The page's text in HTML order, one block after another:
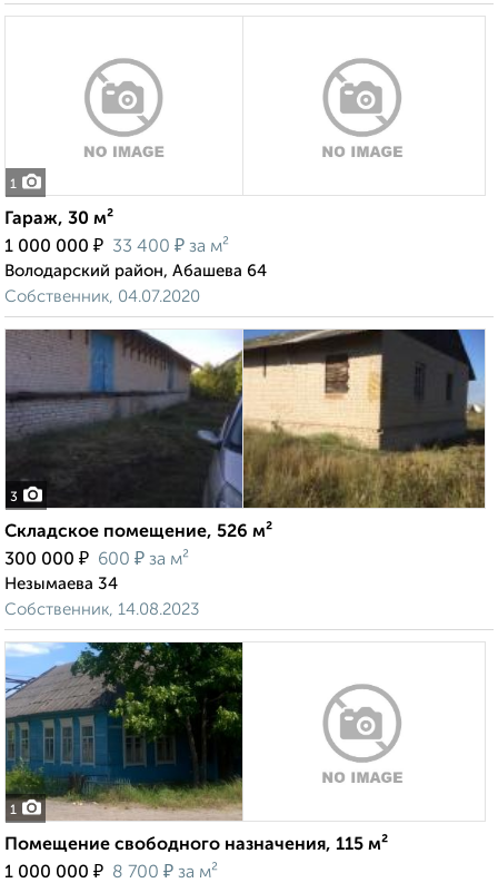
1
Гараж, 30 м²
1 000 000 ₽ 33 400 ₽ за м²
Володарский район, Абашева 64
Собственник, 04.07.2020
3
Складское помещение, 526 м²
300 000 ₽ 600 ₽ за м²
Незымаева 34
Собственник, 14.08.2023
1
Помещение свободного назначения, 115 м²
1 000 000 ₽ 8 700 ₽ за м²